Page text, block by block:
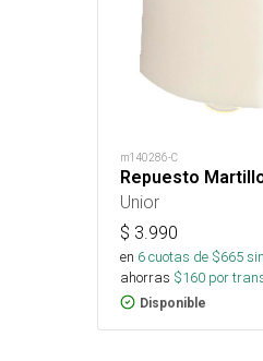
m140286-C
Repuesto
Unior
$ 3.990
en 6cuotas de $665
ahorras $160 por
Disponible